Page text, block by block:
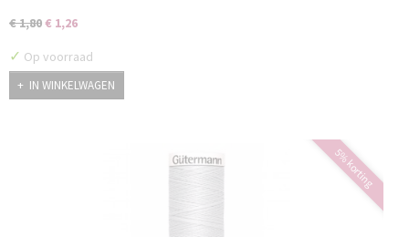
€ 1,80€ 1,26
✓ Op voorraad
IN WINKELWAGEN
5% korting